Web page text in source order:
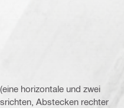
horizontale und zwei
Abstecken rechter